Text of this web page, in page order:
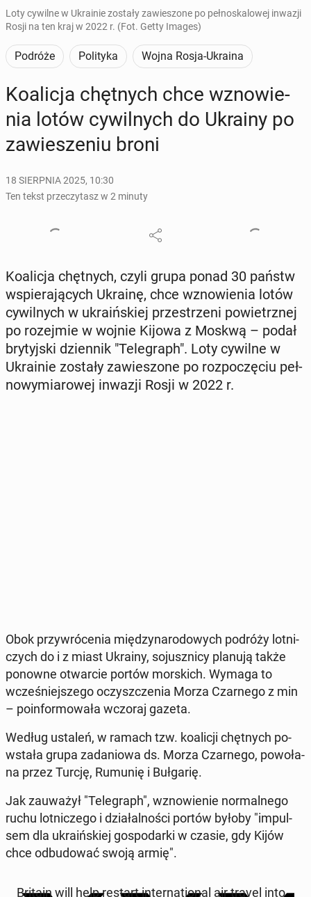
Loty cywilne w Ukrainie zostały zawieszone po pełnoskalowej inwazji
Rosji na ten kraj w 2022 r. (Fot. Getty Images)
Podróże Polityka Wojna Rosja-Ukraina
Ko­ali­cja chęt­nych chce wzno­wie­
nia lotów cy­wil­nych do Ukrainy po
za­wie­sze­niu broni
18 SIERPNIA 2025, 10:30
Ten tekst przeczytasz w 2 minuty
Ko­ali­cja chęt­nych, czyli grupa ponad 30 państw
wspie­ra­ją­cych Ukrainę, chce wzno­wie­nia lotów
cy­wil­nych w ukra­iń­skiej prze­strze­ni po­wietrz­nej
po ro­zej­mie w wojnie Kijowa z Moskwą – podał
bry­tyj­ski dzien­nik "Te­le­graph". Loty cywilne w
Ukra­inie zostały za­wie­szo­ne po roz­po­czę­ciu peł­
no­wy­mia­ro­wej inwazji Rosji w 2022 r.
Obok przy­wró­ce­nia mię­dzy­na­ro­do­wych podróży lot­ni­
czych do i z miast Ukrainy, so­jusz­ni­cy planują także
ponowne otwar­cie portów mor­skich. Wymaga to
wcze­śniej­sze­go oczysz­cze­nia Morza Czar­ne­go z min
– po­in­for­mo­wa­ła wczoraj gazeta.
Według ustaleń, w ramach tzw. ko­ali­cji chęt­nych po­
wsta­ła grupa za­da­nio­wa ds. Morza Czar­ne­go, po­wo­ła­
na przez Turcję, Rumunię i Buł­ga­rię.
Jak za­uwa­żył "Te­le­graph", wzno­wie­nie nor­mal­ne­go
ruchu lot­ni­cze­go i dzia­łal­no­ści portów byłoby "im­pul­
sem dla ukra­iń­skiej go­spo­dar­ki w czasie, gdy Kijów
chce od­bu­do­wać swoją armię".
Britain will help restart in­ter­na­tio­nal air travel into